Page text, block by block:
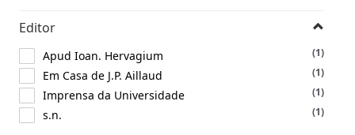
Editor
(1)
Apud Ioan. Hervagium
(1)
Em Casa de J.P. Aillaud
(1)
Imprensa da Universidade
(1)
s.n.